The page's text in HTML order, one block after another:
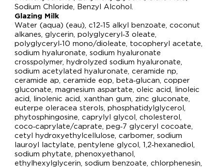
Sodium Chloride, Benzyl Alcohol.
Glazing Milk
Water (aqua) (eau), c12‑15 alkyl benzoate, coconut
alkanes, glycerin, polyglyceryl‑3 oleate,
polyglyceryl‑10 mono/dioleate, tocopheryl acetate,
sodium hyaluronate, sodium hyaluronate
crosspolymer, hydrolyzed sodium hyaluronate,
sodium acetylated hyaluronate, ceramide np,
ceramide ap, ceramide eop, beta‑glucan, copper
gluconate, magnesium aspartate, oleic acid, linoleic
acid, linolenic acid, xanthan gum, zinc gluconate,
euterpe oleracea sterols, phosphatidylglycerol,
phytosphingosine, caprylyl glycol, cholesterol,
coco‑caprylate/caprate, peg‑7 glyceryl cocoate,
cetyl hydroxyethylcellulose, carbomer, sodium
lauroyl lactylate, pentylene glycol, 1,2‑hexanediol,
sodium phytate, phenoxyethanol,
ethylhexylglycerin, sodium benzoate, chlorphenesin,